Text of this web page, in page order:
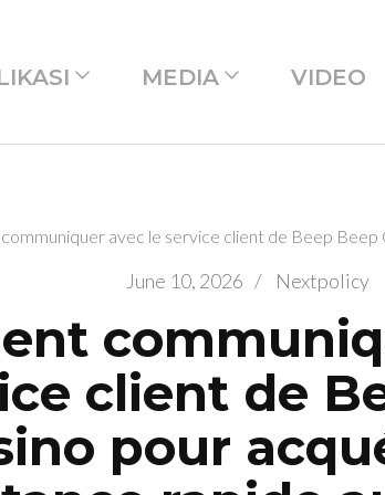
MEDIA VIDEO
avec le service client de Beep Beep
June 10, 2026 / Nextpolicy
client de
pour